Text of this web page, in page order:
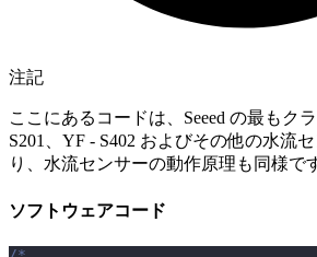
注記
ここにあるコードは、Seeed の最もク
S201、YF - S402 およびその他の水流
り、水流センサーの動作原理も同様で
ソフトウェアコード